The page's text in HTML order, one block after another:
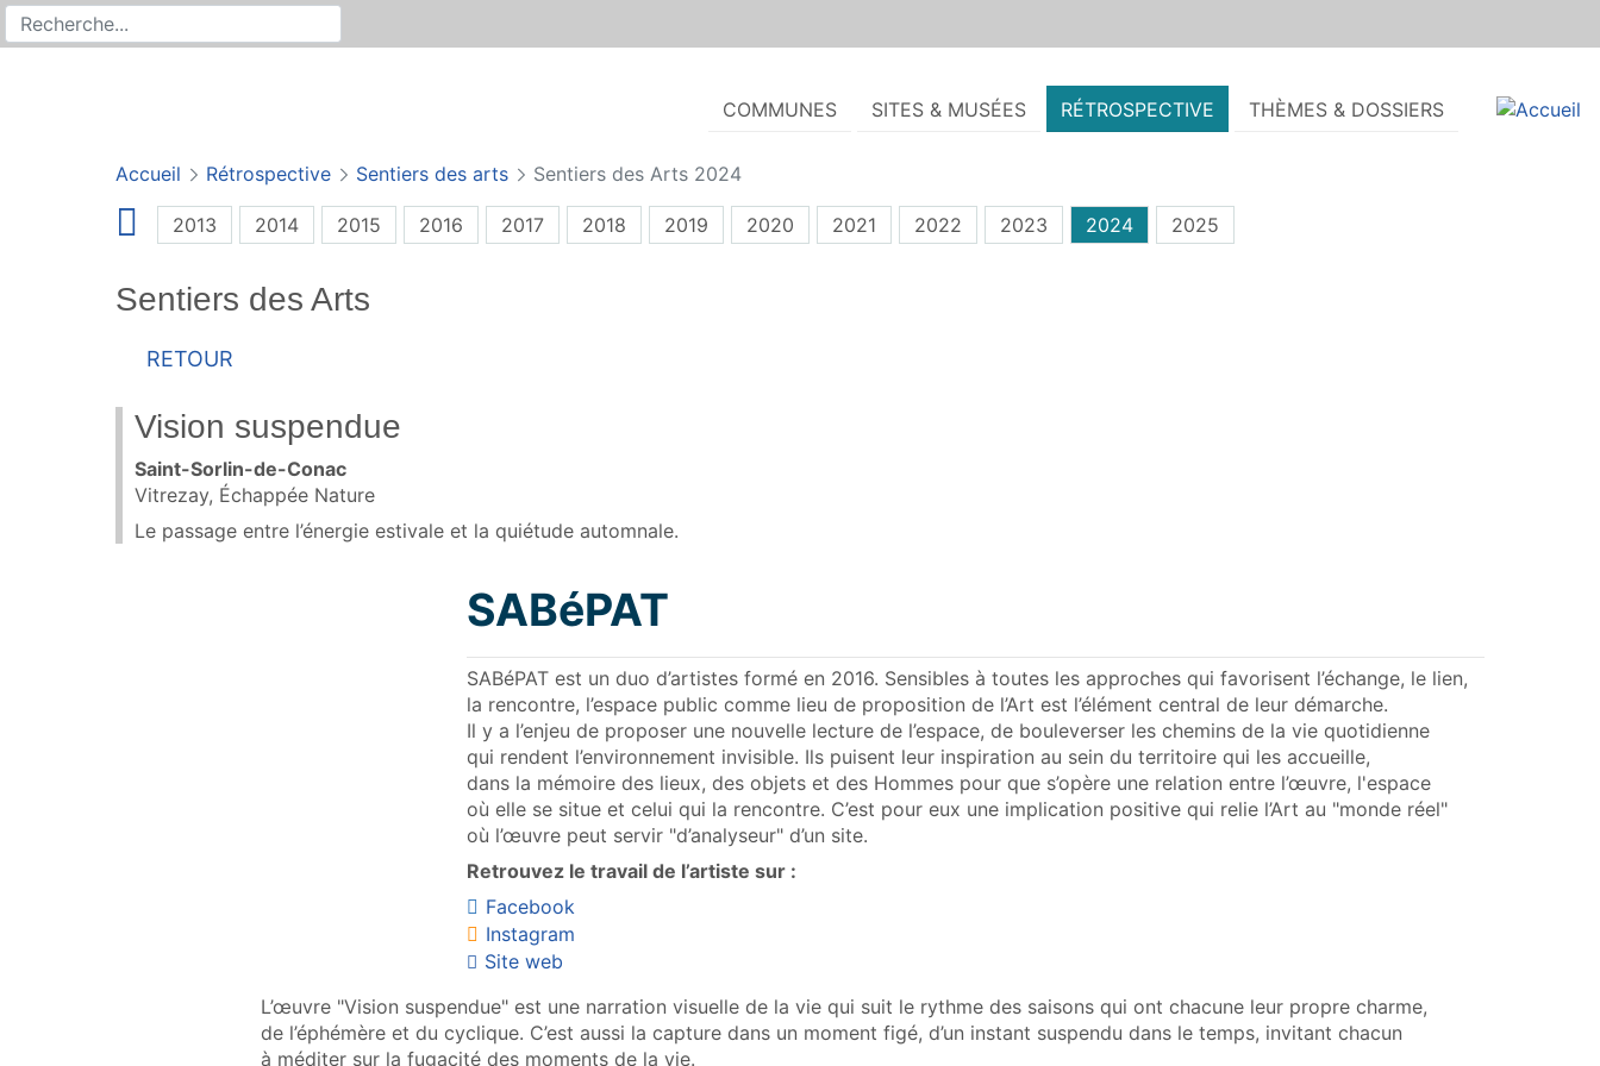
Recherche sur le site
Rechercher
COMMUNES SITES & MUSÉES RÉTROSPECTIVE THÈMES & DOSSIERS
Accueil Rétrospective Sentiers des arts Sentiers des Arts 2024
2013 2014 2015 2016 2017 2018 2019 2020 2021 2022 2023 2024 2025
Sentiers des Arts
Retour
Vision suspendue
Saint-Sorlin-de-Conac
Vitrezay, Échappée Nature
Le passage entre l’énergie estivale et la quiétude automnale.
SABéPAT
SABéPAT est un duo d’artistes formé en 2016. Sensibles à toutes les approches qui favorisent l’échange, le lien,
la rencontre, l’espace public comme lieu de proposition de l’Art est l’élément central de leur démarche.
Il y a l’enjeu de proposer une nouvelle lecture de l’espace, de bouleverser les chemins de la vie quotidienne
qui rendent l’environnement invisible. Ils puisent leur inspiration au sein du territoire qui les accueille,
dans la mémoire des lieux, des objets et des Hommes pour que s’opère une relation entre l’œuvre, l'espace
où elle se situe et celui qui la rencontre. C’est pour eux une implication positive qui relie l’Art au "monde réel"
où l’œuvre peut servir "d’analyseur" d’un site.
Retrouvez le travail de l’artiste sur :
Facebook
Instagram
Site web
L’œuvre "Vision suspendue" est une narration visuelle de la vie qui suit le rythme des saisons qui ont chacune leur propre charme,
de l’éphémère et du cyclique. C’est aussi la capture dans un moment figé, d’un instant suspendu dans le temps, invitant chacun
à méditer sur la fugacité des moments de la vie.